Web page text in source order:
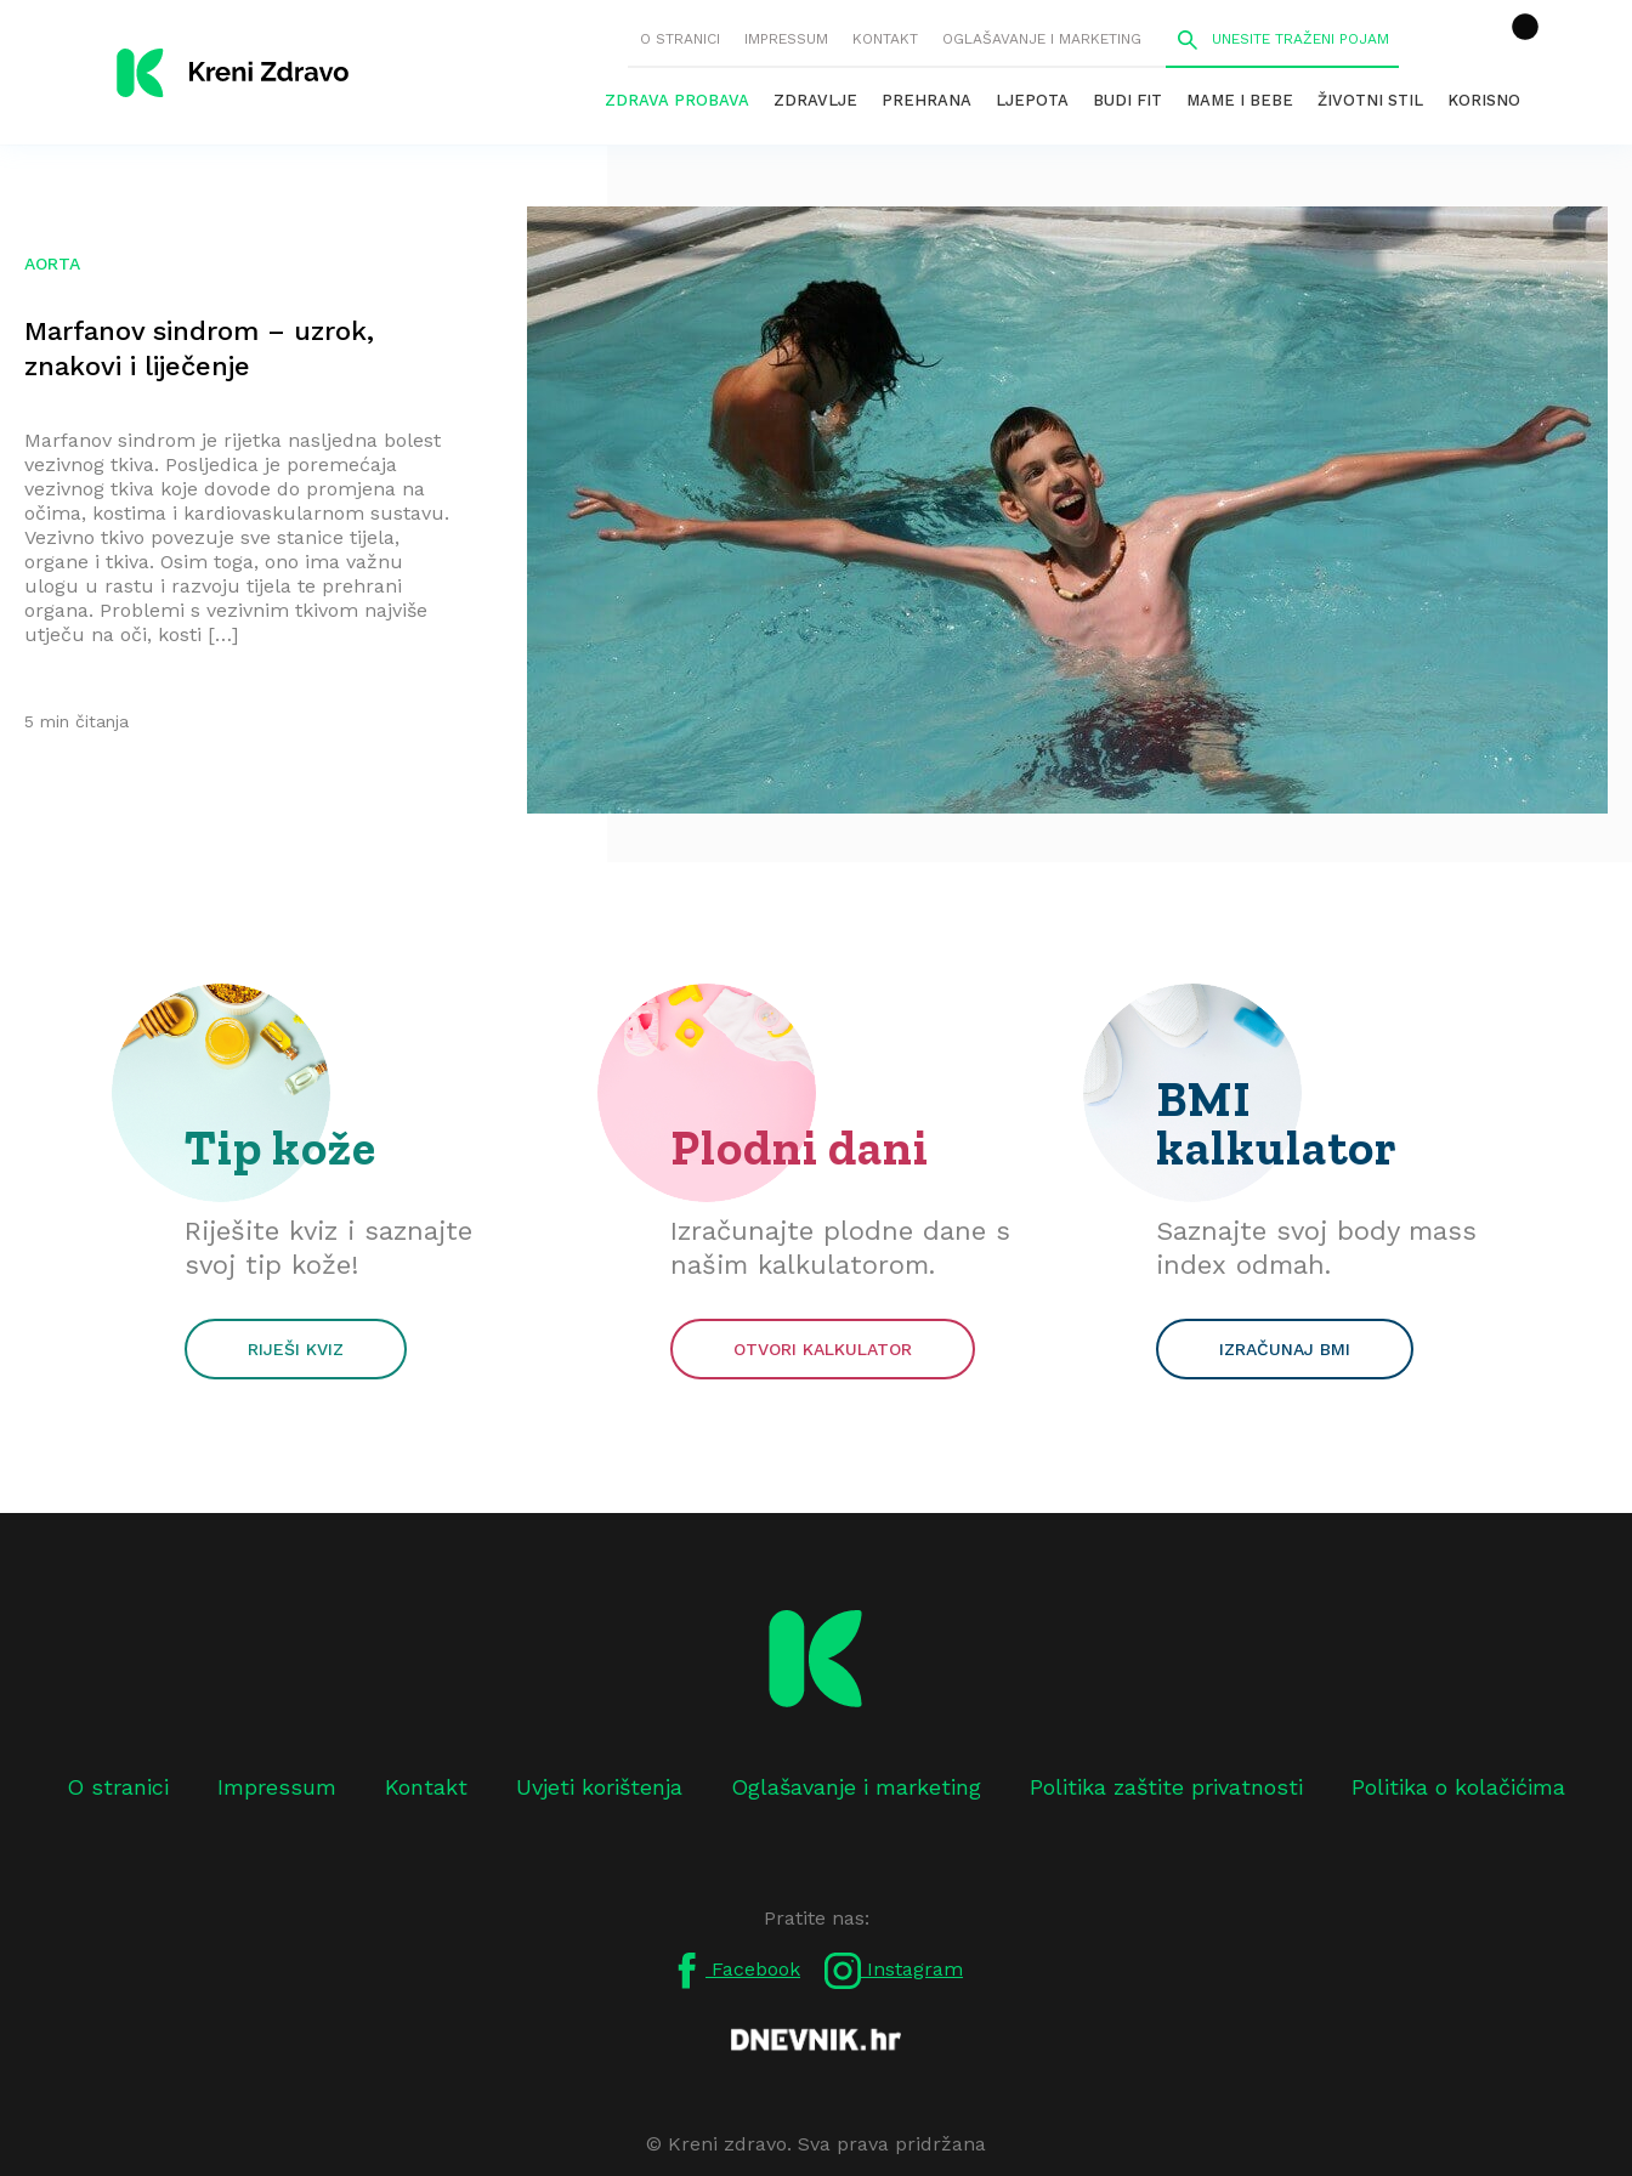
O STRANICI IMPRESSUM KONTAKT OGLAŠAVANJE I MARKETING
ZDRAVA PROBAVA ZDRAVLJE PREHRANA LJEPOTA BUDI FIT MAME I BEBE ŽIVOTNI STIL KORISNO
AORTA
Marfanov sindrom – uzrok,
znakovi i liječenje
Marfanov sindrom je rijetka nasljedna bolest
vezivnog tkiva. Posljedica je poremećaja
vezivnog tkiva koje dovode do promjena na
očima, kostima i kardiovaskularnom sustavu.
Vezivno tkivo povezuje sve stanice tijela,
organe i tkiva. Osim toga, ono ima važnu
ulogu u rastu i razvoju tijela te prehrani
organa. Problemi s vezivnim tkivom najviše
utječu na oči, kosti […]
5 min čitanja
Tip kože
Riješite kviz i saznajte
svoj tip kože!
RIJEŠI KVIZ
Plodni dani
Izračunajte plodne dane s
našim kalkulatorom.
OTVORI KALKULATOR
BMI
kalkulator
Saznajte svoj body mass
index odmah.
IZRAČUNAJ BMI
O stranici Impressum Kontakt Uvjeti korištenja Oglašavanje i marketing Politika zaštite privatnosti Politika o kolačićima
Pratite nas:
Facebook Instagram
© Kreni zdravo. Sva prava pridržana